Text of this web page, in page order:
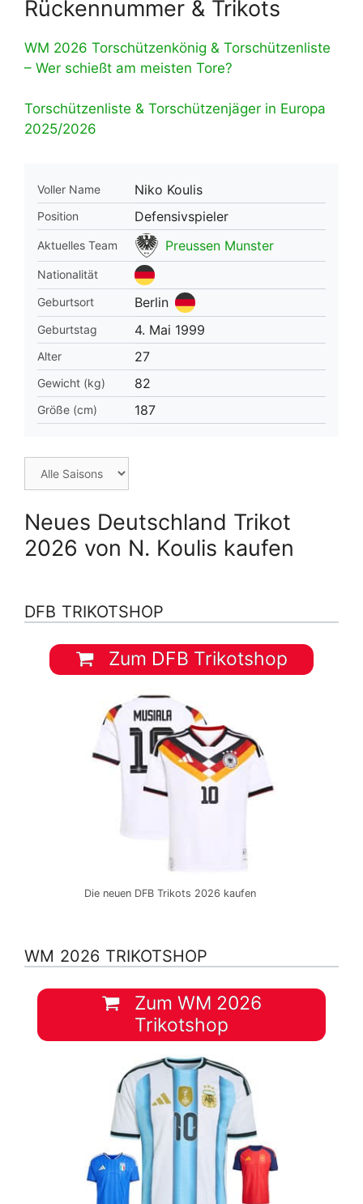
Rückennummer & Trikots
WM 2026 Torschützenkönig & Torschützenliste
– Wer schießt am meisten Tore?
Torschützenliste & Torschützenjäger in Europa
2025/2026
Voller Name Niko Koulis
Position Defensivspieler
Aktuelles Team Preussen Munster
Nationalität
Geburtsort
Berlin
Geburtstag 4. Mai 1999
Alter 27
Gewicht (kg) 82
Größe (cm) 187
Neues Deutschland Trikot
2026 von N. Koulis kaufen
DFB TRIKOTSHOP
Zum DFB Trikotshop
Die neuen DFB Trikots 2026 kaufen
WM 2026 TRIKOTSHOP
Zum WM 2026
Trikotshop